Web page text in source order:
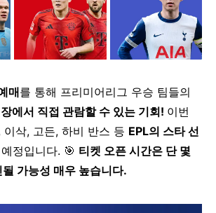
매를 통해 프리미어리그 우승 팀들의
에서 직접 관람할 수 있는 기회! 이번
이삭, 고든, 하비 반스 등 EPL의 스타 선
정입니다. 🎯 티켓 오픈 시간은 단 몇
가능성 매우 높습니다.